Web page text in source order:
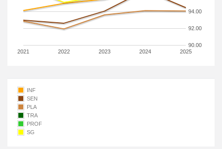
2021 2022 2023 2024 2025
90.00
92.00
94.00
INF
SEN
PLA
TRA
PROF
SG